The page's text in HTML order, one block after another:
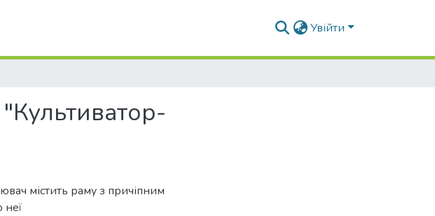
Увійти
містить раму з причіпним
неї